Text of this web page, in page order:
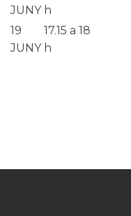
JUNY h
19
JUNY
17.15 a 18
h